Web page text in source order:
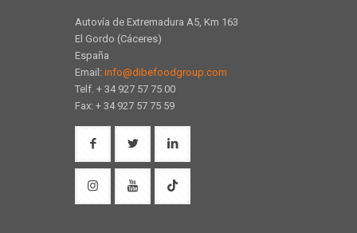
Autovía de Extremadura A5, Km 163
El Gordo (Cáceres)
España
Email: info@dibefoodgroup.com
Telf. + 34 927 57 75 00
Fax: + 34 927 57 75 59